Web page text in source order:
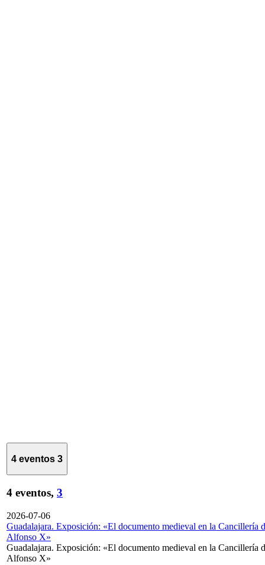
4 eventos 3
4 eventos, 3
2026-07-06
Guadalajara. Exposición: «El documento medieval en la Cancillería
Alfonso X»
Guadalajara. Exposición: «El documento medieval en la Cancillería
Alfonso X»